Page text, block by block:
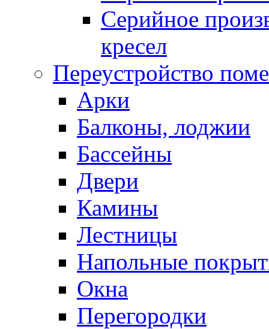
Серийное
кресел
Переустройство
Арки
Балконы, лоджии
Бассейны
Двери
Камины
Лестницы
Напольные
Окна
Перегородки